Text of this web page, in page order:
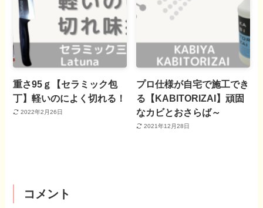
重さ95ｇ【セラミック包
丁】軽いのによく切れる！
2022年2月26日
プロ仕様が自宅で施工でき
る【KABITORIZAI】頑固
なカビとおさらば～
2021年12月28日
コメント